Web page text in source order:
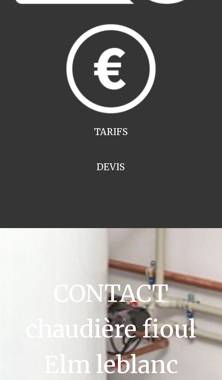
TARIFS
DEVIS
CONTACT
chaudière fioul
Elm leblanc